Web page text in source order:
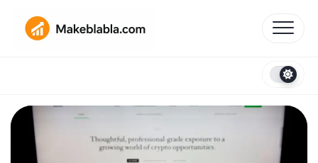
content